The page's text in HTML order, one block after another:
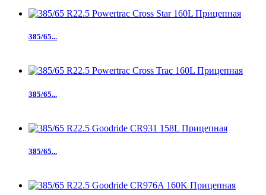
385/65...
385/65...
385/65...